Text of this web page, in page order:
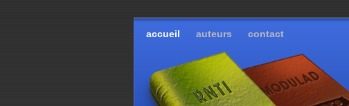
accueil auteurs contact